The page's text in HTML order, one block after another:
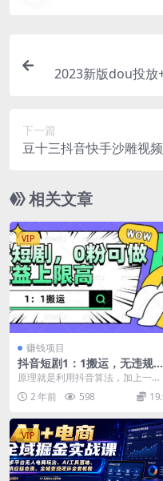
2023新版dou投放
下一篇
豆十三抖音快手沙雕视
相关文章
VIP
赚钱项目
抖音短剧1：1搬运，无违规，
0粉可做，收益上限高
原理就是利用抖音算法，加上一些
去重手法实现1:1搬运，能过豆英，
能爆流量，无论是...
2 年前 598
VIP